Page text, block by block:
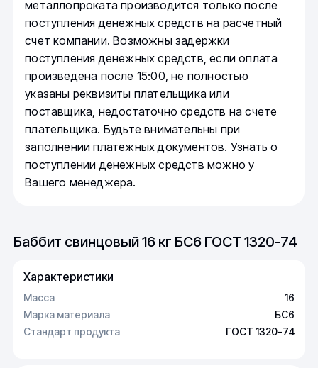
металлопроката производится только после
поступления денежных средств на расчетный
счет компании. Возможны задержки
поступления денежных средств, если оплата
произведена после 15:00, не полностью
указаны реквизиты плательщика или
поставщика, недостаточно средств на счете
плательщика. Будьте внимательны при
заполнении платежных документов. Узнать о
поступлении денежных средств можно у
Вашего менеджера.
Баббит свинцовый 16 кг БС6 ГОСТ 1320-74
Характеристики
Масса
16
Марка материала
БС6
Стандарт продукта
ГОСТ 1320-74